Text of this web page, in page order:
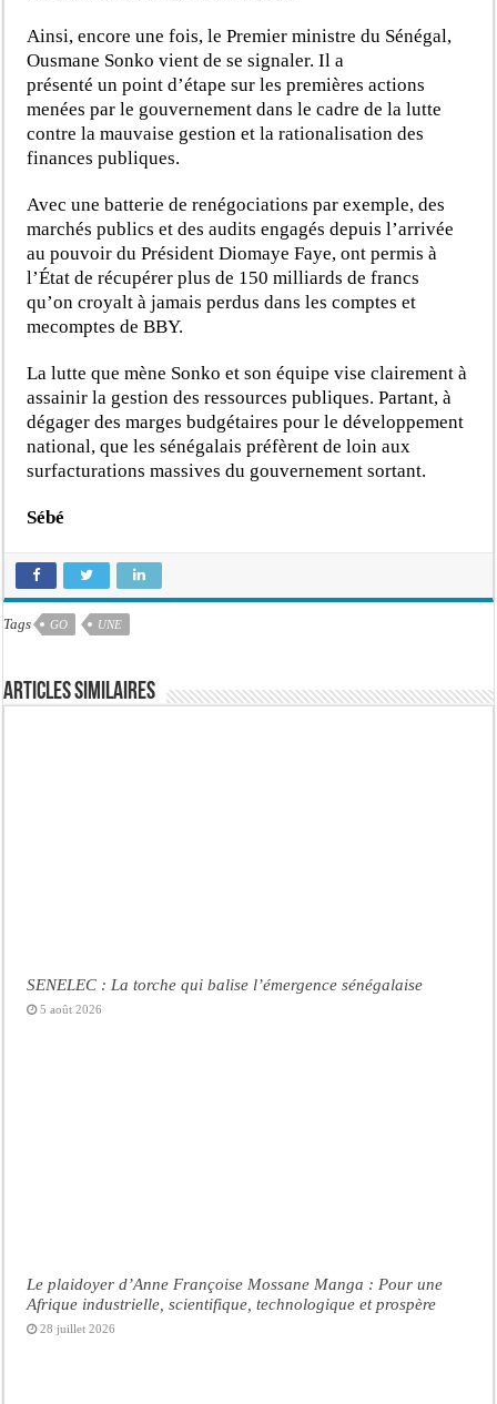
Ainsi, encore une fois, le Premier ministre du Sénégal,
Ousmane Sonko vient de se signaler. Il a
présenté un point d’étape sur les premières actions
menées par le gouvernement dans le cadre de la lutte
contre la mauvaise gestion et la rationalisation des
finances publiques.
Avec une batterie de renégociations par exemple, des
marchés publics et des audits engagés depuis l’arrivée
au pouvoir du Président Diomaye Faye, ont permis à
l’État de récupérer plus de 150 milliards de francs
qu’on croyalt à jamais perdus dans les comptes et
mecomptes de BBY.
La lutte que mène Sonko et son équipe vise clairement à
assainir la gestion des ressources publiques. Partant, à
dégager des marges budgétaires pour le développement
national, que les sénégalais préfèrent de loin aux
surfacturations massives du gouvernement sortant.
Sébé
Tags GO UNE
Articles similaires
SENELEC : La torche qui balise l’émergence sénégalaise
5 août 2026
Le plaidoyer d’Anne Françoise Mossane Manga : Pour une
Afrique industrielle, scientifique, technologique et prospère
28 juillet 2026